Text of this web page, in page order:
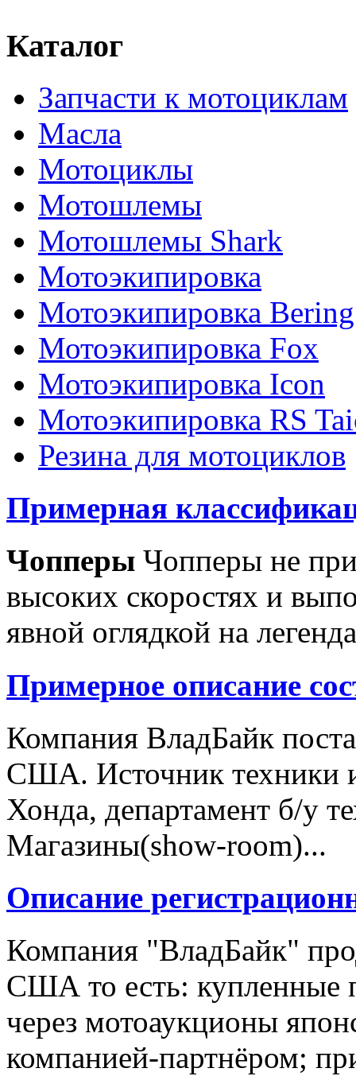
Каталог
Запчасти к мотоциклам
Масла
Мотоциклы
Мотошлемы
Мотошлемы Shark
Мотоэкипировка
Мотоэкипировка Bering
Мотоэкипировка Fox
Мотоэкипировка Icon
Мотоэкипировка RS
Резина для мотоциклов
Примерная
Чопперы Чопперы не
высоких скоростях и
явной оглядкой на
Примерное описание
Компания ВладБайк
США. Источник техники
Хонда, департамент б/у
Магазины(show-room)...
Описание
Компания "ВладБайк"
США то есть: купленные
через мотоаукционы
компанией-партнёром;